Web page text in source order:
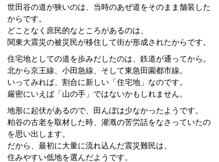
世田谷の道が狭いのは、当時のあぜ道をそのまま舗装した
からです。
どことなく庶民的なところがあるのは、
関東大震災の被災民が移住して街が形成されたからです。
住宅地としての道を歩みだしたのは、鉄道が通ってから。
北から京王線、小田急線、そして東急田園都市線。
いってみれば、割合に新しい「住宅地」なのです。
厳密にいえば「山の手」ではないかもしれません。
地形に起伏があるので、田んぼは少なかったようです。
粕谷の古老を取材した時、灌漑の苦労話をなさっていたの
を思い出します。
だから、最初に大量に流れ込んだ震災難民は、
住みやすい低地を選んだようです。